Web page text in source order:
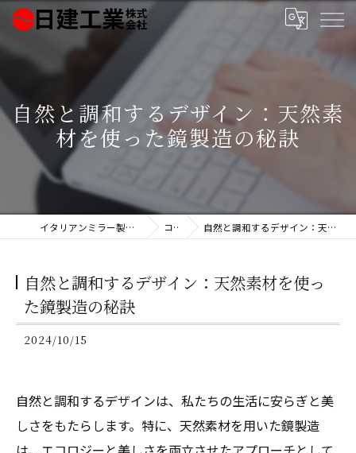
自然と調和するデザイン：天然素
材を使った鏡製造の秘訣
イタリアンミラー製造の日建工業株式会社 コラム 自然と調和するデザイン：天然素材を使った鏡製造の秘訣
自然と調和するデザイン：天然素材を使っ
た鏡製造の秘訣
2024/10/15
自然と調和するデザインは、私たちの生活に安らぎと美
しさをもたらします。特に、天然素材を用いた鏡製造